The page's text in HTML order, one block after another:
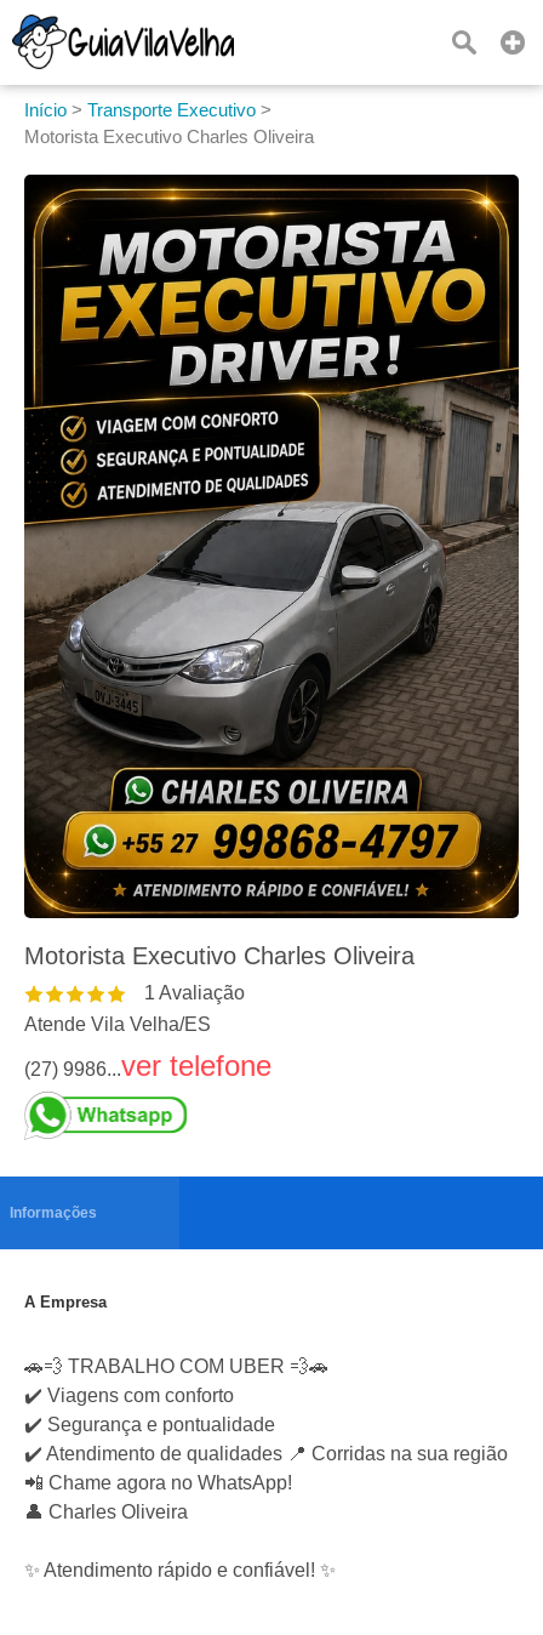
Início > Transporte Executivo >
Motorista Executivo Charles Oliveira
Motorista Executivo Charles Oliveira
1 Avaliação
Atende Vila Velha/ES
(27) 9986...ver telefone
Informações
A Empresa
🚗💨 TRABALHO COM UBER 💨🚗
✔️ Viagens com conforto
✔️ Segurança e pontualidade
✔️ Atendimento de qualidades 📍 Corridas na sua região
📲 Chame agora no WhatsApp!
👤 Charles Oliveira
✨ Atendimento rápido e confiável! ✨